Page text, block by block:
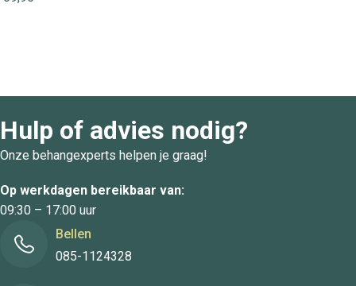
Hulp of advies nodig?
Onze behangexperts helpen je graag!
Op werkdagen bereikbaar van:
09:30 – 17:00 uur
Bellen
085-1124328